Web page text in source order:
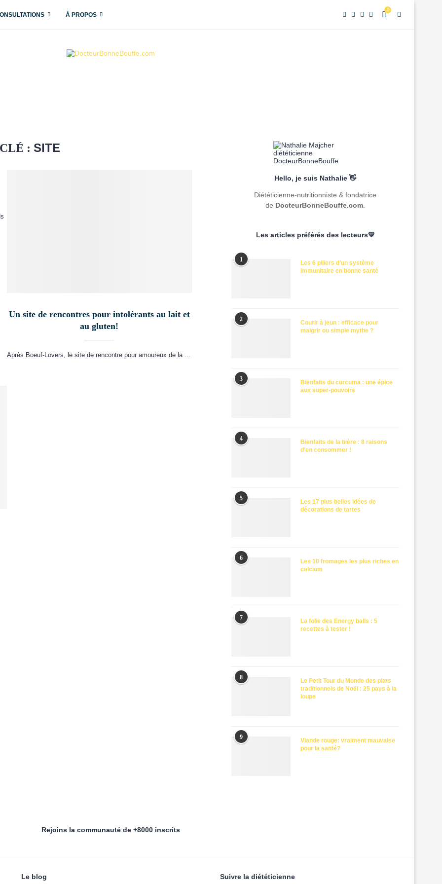
À PROPOS
0
:SITE
Un site de rencontres pour intolérants au lait et
au gluten!
Après Boeuf-Lovers, le site de rencontre pour amoureux de la …
Hello, je suis Nathalie 👋
Diététicienne-nutritionniste & fondatrice
de DocteurBonneBouffe.com
Les articles préférés des lecteurs💛
1
Les 6 piliers d’un système
immunitaire en bonne santé
2
Courir à jeun : efficace pour
maigrir ou simple mythe ?
3
Bienfaits du curcuma : une épice
aux super-pouvoirs
4
Bienfaits de la bière : 8 raisons
d’en consommer !
5
Les 17 plus belles idées de
décorations de tartes
6
Les 10 fromages les plus riches en
calcium
7
La folie des Energy balls : 5
recettes à tester !
8
Le Petit Tour du Monde des plats
traditionnels de Noël : 25 pays à la
loupe
9
Viande rouge: vraiment mauvaise
pour la santé?
Rejoins la communauté de +8000 inscrits
Le blog Suivre la diététicienne